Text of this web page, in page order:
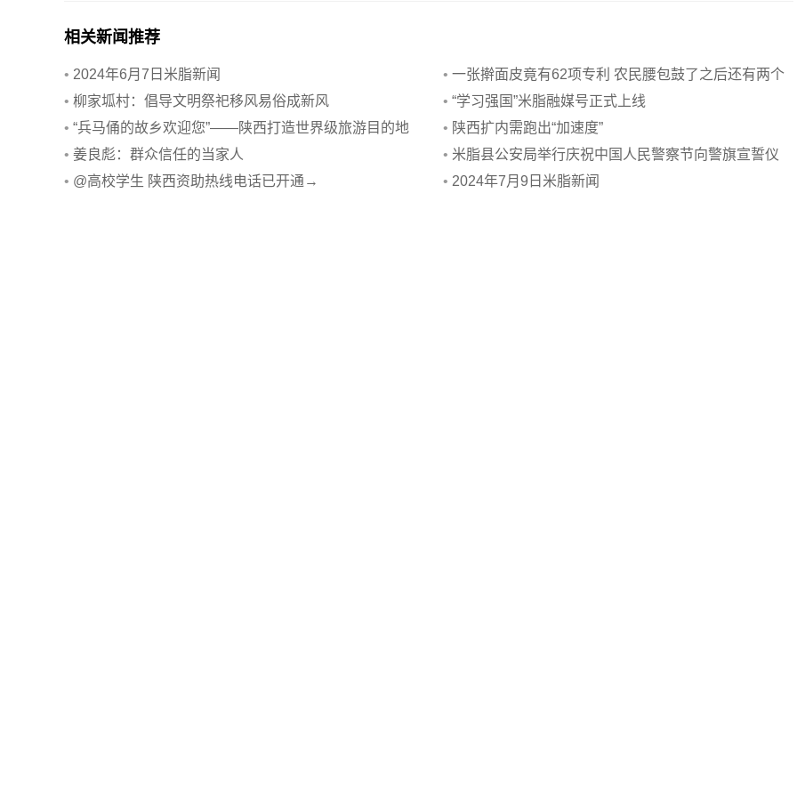
相关新闻推荐
• 2024年6月7日米脂新闻 • 一张擀面皮竟有62项专利 农民腰包鼓了之后还有两个
百亿目标
• 柳家坬村：倡导文明祭祀移风易俗成新风 • “学习强国”米脂融媒号正式上线
• “兵马俑的故乡欢迎您”——陕西打造世界级旅游目的地
一线观察
• 陕西扩内需跑出“加速度”
• 姜良彪：群众信任的当家人 • 米脂县公安局举行庆祝中国人民警察节向警旗宣誓仪
式
• @高校学生 陕西资助热线电话已开通→ • 2024年7月9日米脂新闻